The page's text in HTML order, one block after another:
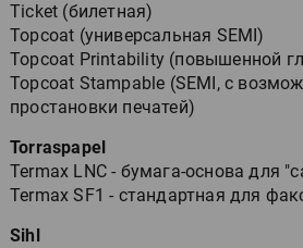
Ticket (билетная)
Topcoat (универсальная SEMI)
Topcoat Printability (повышенной
Topcoat Stampable (SEMI, с
простановки печатей)
Torraspapel
Termax LNC - бумага-основа для
Termax SF1 - стандартная для
Sihl